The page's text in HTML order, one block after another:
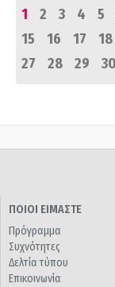
1
2 3 4 5
15
16 17 18
27
28 29 30
ΠΟΙΟΙ ΕΙΜΑΣΤΕ
Πρόγραμμα
Συχνότητες
Δελτία τύπου
Επικοινωνία